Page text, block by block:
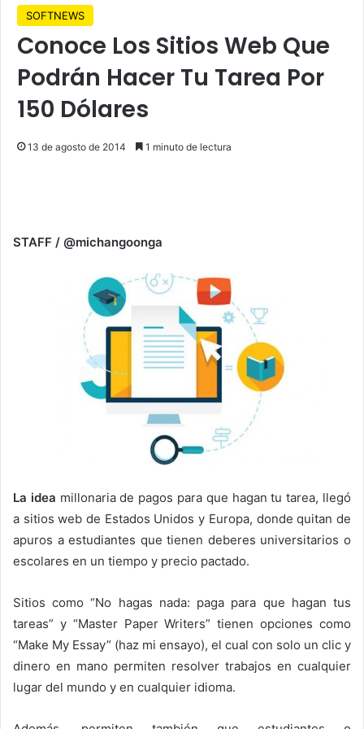
SOFTNEWS
Conoce Los Sitios Web Que
Podrán Hacer Tu Tarea Por
150 Dólares
13 de agosto de 2014 1 minuto de lectura
STAFF / @michangoonga
La idea millonaria de pagos para que hagan tu tarea, llegó
a sitios web de Estados Unidos y Europa, donde quitan de
apuros a estudiantes que tienen deberes universitarios o
escolares en un tiempo y precio pactado.
Sitios como “No hagas nada: paga para que hagan tus
tareas” y “Master Paper Writers” tienen opciones como
“Make My Essay” (haz mi ensayo), el cual con solo un clic y
dinero en mano permiten resolver trabajos en cualquier
lugar del mundo y en cualquier idioma.